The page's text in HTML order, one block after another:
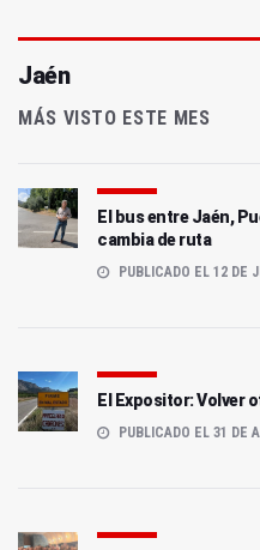
Jaén
MÁS VISTO ESTE MES
El bus entre Jaén,
cambia de ruta
PUBLICADO EL 12 DE
El Expositor: Volver
PUBLICADO EL 31 DE